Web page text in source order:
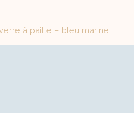
à paille – bleu marine